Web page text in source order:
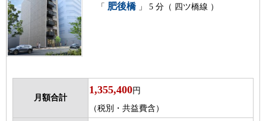
「
肥後橋 」 5 分（ 四ツ橋線 ）
月額合計
1,355,400円
（税別・共益費含）